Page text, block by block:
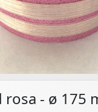
- ø 175